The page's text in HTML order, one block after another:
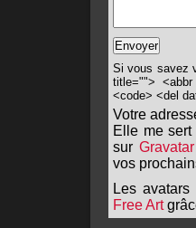
Si vous savez
title="">
<code> <del
Votre
Elle me
sur Gravatar
vos
Les
Free Art